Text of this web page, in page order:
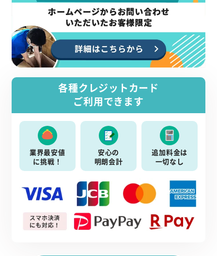
各種クレジットカード
ご利用できます
業界最安値
に挑戦！
安心の
明朗会計
追加料金は
一切なし